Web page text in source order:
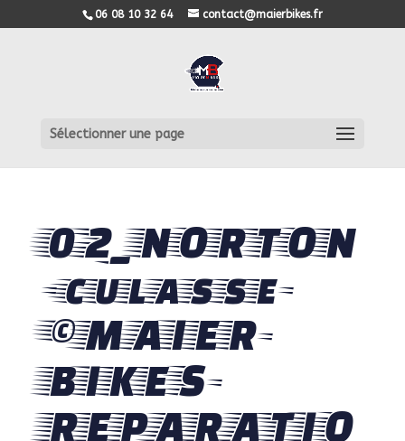
06 08 10 32 64 contact@maierbikes.fr
Sélectionner une page
02_NORTON
-culasse-
©MAIER-
BIKES-
REPARATIO